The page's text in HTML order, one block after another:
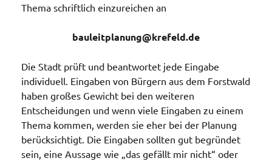
Thema schriftlich einzureichen an
bauleitplanung@krefeld.de
Die Stadt prüft und beantwortet jede Eingabe
individuell. Eingaben von Bürgern aus dem Forstwald
haben großes Gewicht bei den weiteren
Entscheidungen und wenn viele Eingaben zu einem
Thema kommen, werden sie eher bei der Planung
berücksichtigt. Die Eingaben sollten gut begründet
sein, eine Aussage wie „das gefällt mir nicht“ oder